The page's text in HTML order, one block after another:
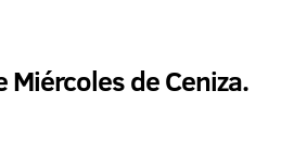
de Ceniza.